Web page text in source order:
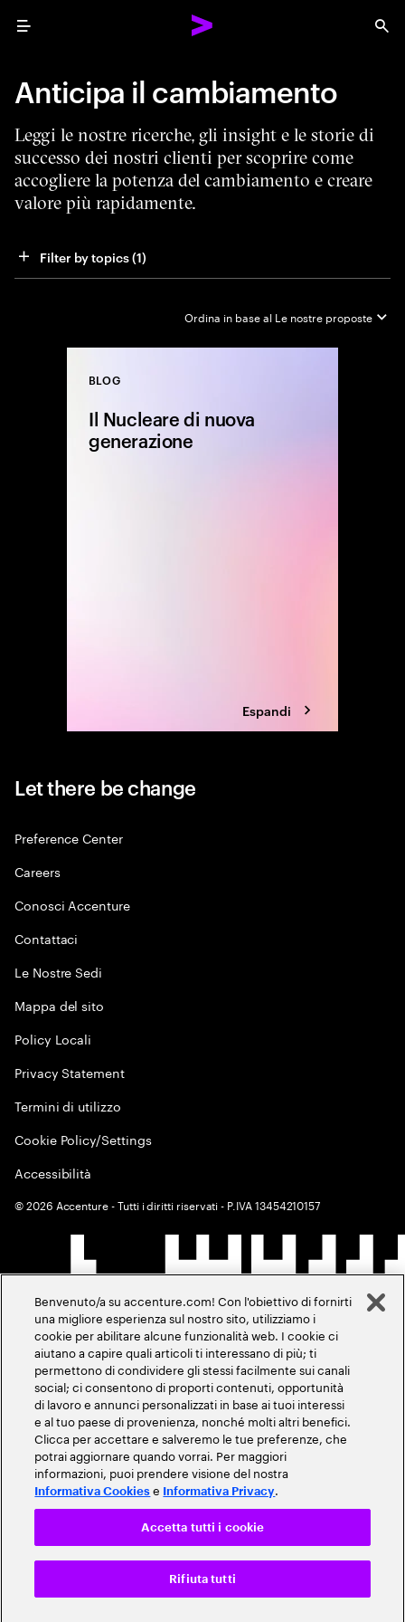
Menu
Anticipa il cambiamento
Leggi le nostre ricerche, gli insight e le storie di
successo dei nostri clienti per scoprire come
accogliere la potenza del cambiamento e creare
valore più rapidamente.
Filter by topics (1)
Ordina in base al Le nostre proposte
BLOG
Il Nucleare di nuova
generazione
Espandi
Let there be change
Preference Center
Careers
Conosci Accenture
Contattaci
Le Nostre Sedi
Mappa del sito
Policy Locali
Privacy Statement
Termini di utilizzo
Cookie Policy/Settings
Accessibilità
©2026 Accenture - Tutti i diritti riservati - P.IVA 13454210157
Benvenuto/a su accenture.com! Con l'obiettivo di fornirti
una migliore esperienza sul nostro sito, utilizziamo i
cookie per abilitare alcune funzionalità web. I cookie ci
aiutano a capire quali articoli ti interessano di più; ti
permettono di condividere gli stessi facilmente sui canali
social; ci consentono di proporti contenuti, opportunità
di lavoro e annunci personalizzati in base ai tuoi interessi
e al tuo paese di provenienza, nonché molti altri benefici.
Clicca per accettare e salveremo le tue preferenze, che
potrai aggiornare quando vorrai. Per maggiori
informazioni, puoi prendere visione del nostra
Informativa Cookies e Informativa Privacy.
Rifiuta tutti
Accetta tutti i cookie